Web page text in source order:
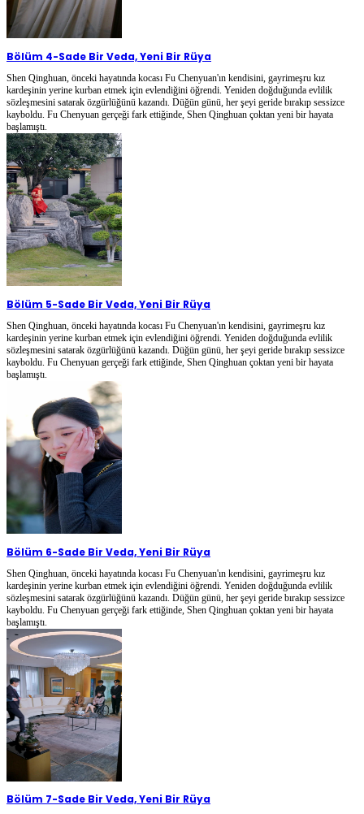
Bölüm 4-Sade Bir Veda, Yeni Bir Rüya
Shen Qinghuan, önceki hayatında kocası Fu Chenyuan'ın kendisini, gayrimeşru kız
kardeşinin yerine kurban etmek için evlendiğini öğrendi. Yeniden doğduğunda evlilik
sözleşmesini satarak özgürlüğünü kazandı. Düğün günü, her şeyi geride bırakıp sessizce
kayboldu. Fu Chenyuan gerçeği fark ettiğinde, Shen Qinghuan çoktan yeni bir hayata
başlamıştı.
Bölüm 5-Sade Bir Veda, Yeni Bir Rüya
Shen Qinghuan, önceki hayatında kocası Fu Chenyuan'ın kendisini, gayrimeşru kız
kardeşinin yerine kurban etmek için evlendiğini öğrendi. Yeniden doğduğunda evlilik
sözleşmesini satarak özgürlüğünü kazandı. Düğün günü, her şeyi geride bırakıp sessizce
kayboldu. Fu Chenyuan gerçeği fark ettiğinde, Shen Qinghuan çoktan yeni bir hayata
başlamıştı.
Bölüm 6-Sade Bir Veda, Yeni Bir Rüya
Shen Qinghuan, önceki hayatında kocası Fu Chenyuan'ın kendisini, gayrimeşru kız
kardeşinin yerine kurban etmek için evlendiğini öğrendi. Yeniden doğduğunda evlilik
sözleşmesini satarak özgürlüğünü kazandı. Düğün günü, her şeyi geride bırakıp sessizce
kayboldu. Fu Chenyuan gerçeği fark ettiğinde, Shen Qinghuan çoktan yeni bir hayata
başlamıştı.
Bölüm 7-Sade Bir Veda, Yeni Bir Rüya